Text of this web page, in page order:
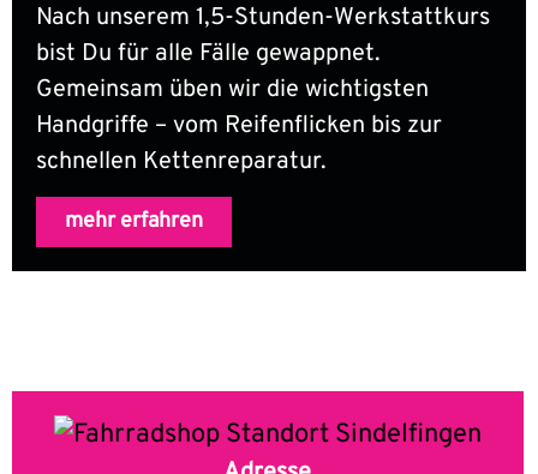
Nach unserem 1,5-Stunden-Werkstattkurs
bist Du für alle Fälle gewappnet.
Gemeinsam üben wir die wichtigsten
Handgriffe – vom Reifenflicken bis zur
schnellen Kettenreparatur.
mehr erfahren